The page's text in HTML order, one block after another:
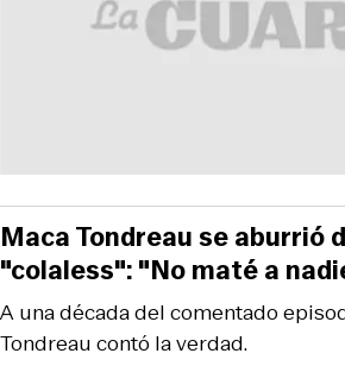
A una década del comentado
Tondreau contó la verdad.
Maca Tondreau se aburrió
"colaless": "No maté a